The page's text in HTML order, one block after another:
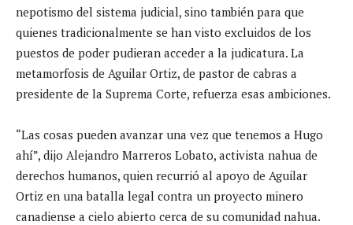
nepotismo del sistema judicial, sino también para que
quienes tradicionalmente se han visto excluidos de los
puestos de poder pudieran acceder a la judicatura. La
metamorfosis de Aguilar Ortiz, de pastor de cabras a
presidente de la Suprema Corte, refuerza esas ambiciones.
“Las cosas pueden avanzar una vez que tenemos a Hugo
ahí”, dijo Alejandro Marreros Lobato, activista nahua de
derechos humanos, quien recurrió al apoyo de Aguilar
Ortiz en una batalla legal contra un proyecto minero
canadiense a cielo abierto cerca de su comunidad nahua.